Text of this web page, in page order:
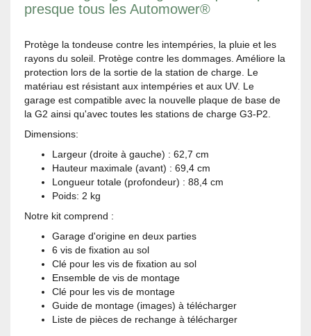
presque tous les Automower®
Protège la tondeuse contre les intempéries, la pluie et les
rayons du soleil. Protège contre les dommages. Améliore la
protection lors de la sortie de la station de charge. Le
matériau est résistant aux intempéries et aux UV. Le
garage est compatible avec la nouvelle plaque de base de
la G2 ainsi qu'avec toutes les stations de charge G3-P2.
Dimensions:
Largeur (droite à gauche) : 62,7 cm
Hauteur maximale (avant) : 69,4 cm
Longueur totale (profondeur) : 88,4 cm
Poids: 2 kg
Notre kit comprend :
Garage d'origine en deux parties
6 vis de fixation au sol
Clé pour les vis de fixation au sol
Ensemble de vis de montage
Clé pour les vis de montage
Guide de montage (images) à télécharger
Liste de pièces de rechange à télécharger